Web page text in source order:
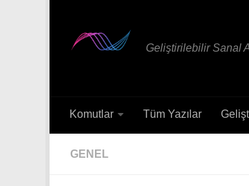
Geliştirilebilir Sanal
Komutlar Tüm Yazılar
GENEL